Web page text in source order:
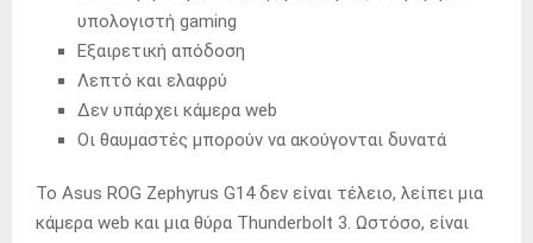
υπολογιστή gaming
Εξαιρετική απόδοση
Λεπτό και ελαφρύ
Δεν υπάρχει κάμερα web
Οι θαυμαστές μπορούν να ακούγονται δυνατά
Το Asus ROG Zephyrus G14 δεν είναι τέλειο, λείπει μια
κάμερα web και μια θύρα Thunderbolt 3. Ωστόσο, είναι